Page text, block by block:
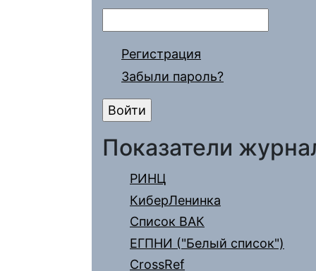
Регистрация
Забыли пароль?
Показатели
РИНЦ
КиберЛенинка
Список ВАК
ЕГПНИ ("Белый список")
CrossRef